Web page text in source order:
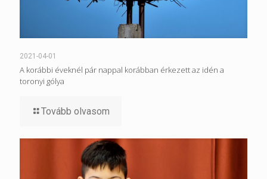
2021-04-01
A korábbi éveknél pár nappal korábban érkezett az idén a
toronyi gólya
Tovább olvasom